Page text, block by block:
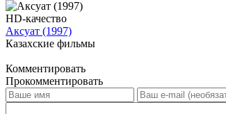
HD-качество
Аксуат (1997)
Казахские фильмы
Комментировать
Прокомментировать